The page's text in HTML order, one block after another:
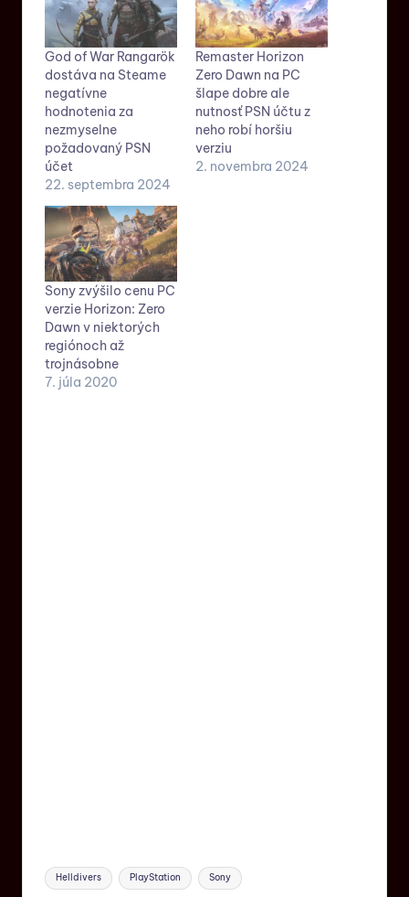
God of War Rangarök
dostáva na Steame
negatívne
hodnotenia za
nezmyselne
požadovaný PSN
účet
22. septembra 2024
Remaster Horizon
Zero Dawn na PC
šlape dobre ale
nutnosť PSN účtu z
neho robí horšiu
verziu
2. novembra 2024
Sony zvýšilo cenu PC
verzie Horizon: Zero
Dawn v niektorých
regiónoch až
trojnásobne
7. júla 2020
Helldivers PlayStation Sony